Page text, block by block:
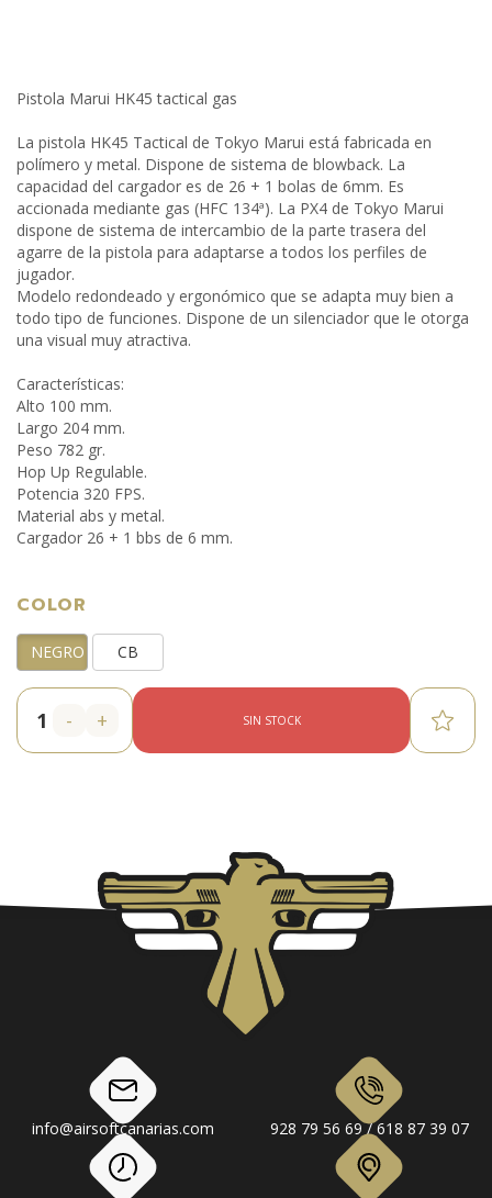
Pistola Marui HK45 tactical gas
La pistola HK45 Tactical de Tokyo Marui está fabricada en
polímero y metal. Dispone de sistema de blowback. La
capacidad del cargador es de 26 + 1 bolas de 6mm. Es
accionada mediante gas (HFC 134ª). La PX4 de Tokyo Marui
dispone de sistema de intercambio de la parte trasera del
agarre de la pistola para adaptarse a todos los perfiles de
jugador.
Modelo redondeado y ergonómico que se adapta muy bien a
todo tipo de funciones. Dispone de un silenciador que le otorga
una visual muy atractiva.
Características:
Alto 100 mm.
Largo 204 mm.
Peso 782 gr.
Hop Up Regulable.
Potencia 320 FPS.
Material abs y metal.
Cargador 26 + 1 bbs de 6 mm.
COLOR
NEGRO CB
- + SIN STOCK
info@airsoftcanarias.com 928 79 56 69 / 618 87 39 07